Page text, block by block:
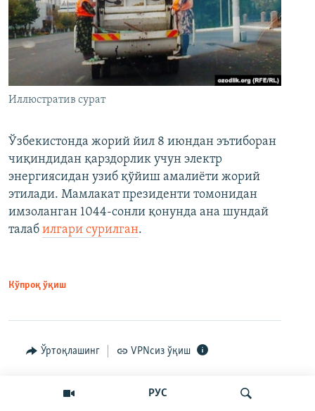
РУС
Иллюстратив сурат
Ўзбекистонда жорий йил 8 июндан эътиборан
чиқиндидан қарздорлик учун электр
энергиясидан узиб қўйиш амалиёти жорий
этилади. Мамлакат президенти томонидан
имзоланган 1044-сонли қонунда ана шундай
талаб илгари сурилган.
Кўпроқ ўқиш
Ўртоқлашинг VPNсиз ўқиш